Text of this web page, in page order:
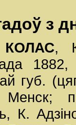
з
,
губ.
Менск;
К.